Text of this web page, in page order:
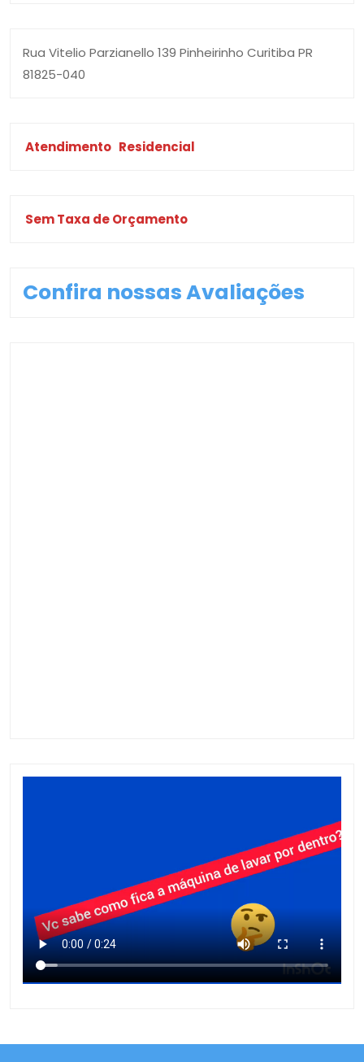
Rua Vitelio Parzianello 139 Pinheirinho Curitiba PR
81825-040
Atendimento Residencial
Sem Taxa de Orçamento
Confira nossas Avaliações